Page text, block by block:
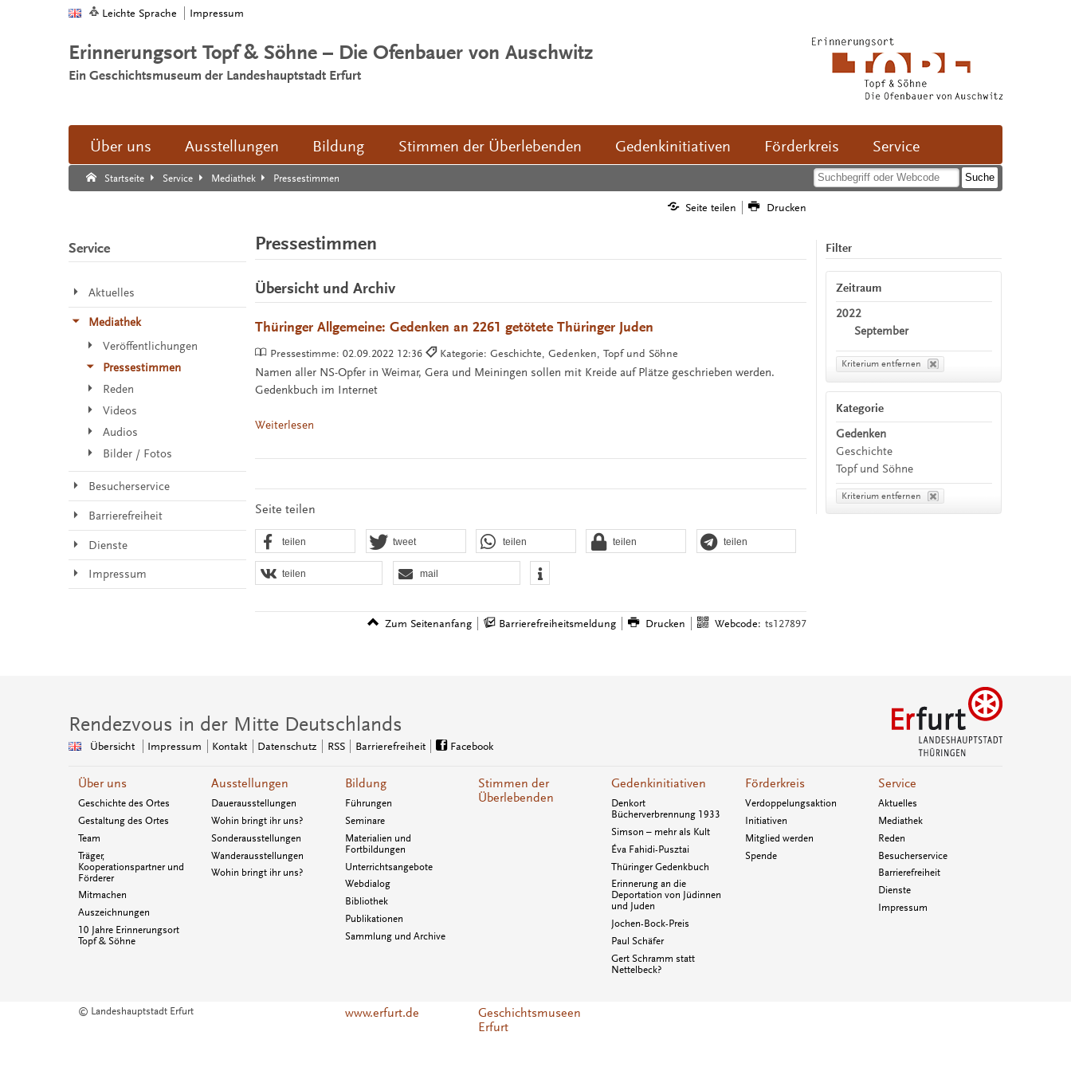
Leichte Sprache Impressum
Erinnerungsort Topf & Söhne – Die Ofenbauer von Auschwitz
Ein Geschichtsmuseum der Landeshauptstadt Erfurt
Über uns Ausstellungen Bildung Stimmen der Überlebenden Gedenkinitiativen Förderkreis Service
Startseite Service Mediathek Pressestimmen
Suche:
Suche Ende.
Seite teilen Drucken
Pressestimmen
Übersicht und Archiv
Thüringer Allgemeine: Gedenken an 2261 getötete Thüringer Juden
Pressestimme: 02.09.2022 12:36 Kategorie: Geschichte, Gedenken, Topf und Söhne
Namen aller NS-Opfer in Weimar, Gera und Meiningen sollen mit Kreide auf Plätze geschrieben werden.
Gedenkbuch im Internet
Weiterlesen
Seite teilen
teilen tweet teilen teilen teilen
teilen mail
Zum Seitenanfang Barrierefreiheitsmeldung Drucken Webcode: ts127897
Filter
Zeitraum
2022
September
Kriterium entfernen
Kategorie
Gedenken
Geschichte
Topf und Söhne
Kriterium entfernen
Service
Aktuelles
Mediathek
Veröffentlichungen
Pressestimmen
Reden
Videos
Audios
Bilder / Fotos
Besucherservice
Barrierefreiheit
Dienste
Impressum
Rendezvous in der Mitte Deutschlands
Übersicht Impressum Kontakt Datenschutz RSS Barrierefreiheit Facebook
Über uns
Geschichte des Ortes
Gestaltung des Ortes
Team
Träger,
Kooperationspartner und
Förderer
Mitmachen
Auszeichnungen
10 Jahre Erinnerungsort
Topf & Söhne
Ausstellungen
Dauerausstellungen
Wohin bringt ihr uns?
Sonderausstellungen
Wanderausstellungen
Wohin bringt ihr uns?
Bildung
Führungen
Seminare
Materialien und
Fortbildungen
Unterrichtsangebote
Webdialog
Bibliothek
Publikationen
Sammlung und Archive
Stimmen der
Überlebenden
Gedenkinitiativen
Denkort
Bücherverbrennung 1933
Simson – mehr als Kult
Éva Fahidi-Pusztai
Thüringer Gedenkbuch
Erinnerung an die
Deportation von Jüdinnen
und Juden
Jochen-Bock-Preis
Paul Schäfer
Gert Schramm statt
Nettelbeck?
Förderkreis
Verdoppelungsaktion
Initiativen
Mitglied werden
Spende
Service
Aktuelles
Mediathek
Reden
Besucherservice
Barrierefreiheit
Dienste
Impressum
© Landeshauptstadt Erfurt www.erfurt.de
Geschichtsmuseen
Erfurt